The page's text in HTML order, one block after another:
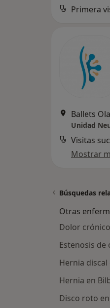
Primera
Ballets
Unidad
Visitas
Mostrar
Búsquedas
Otras
Dolor
Estenosis de
Hernia discal
Hernia en
Disco roto